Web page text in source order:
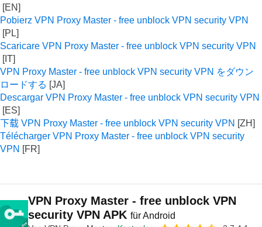
Pobierz VPN Proxy Master - free unblock VPN security VPN
Scaricare VPN Proxy Master - free unblock VPN security VPN
VPN Proxy Master - free unblock VPN security VPN をダウン
ロードする
Descargar VPN Proxy Master - free unblock VPN security VPN
下载 VPN Proxy Master - free unblock VPN security VPN
Télécharger VPN Proxy Master - free unblock VPN security
VPN
VPN Proxy Master - free unblock VPN
security VPN APK für Android